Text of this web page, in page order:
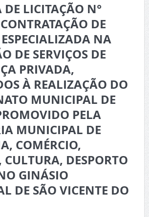
DE LICITAÇÃO N°
DE
NA
DE SERVIÇOS DE
PRIVADA,
À REALIZAÇÃO DO
MUNICIPAL DE
PELA
MUNICIPAL DE
COMÉRCIO,
DESPORTO
GINÁSIO
DE SÃO VICENTE DO